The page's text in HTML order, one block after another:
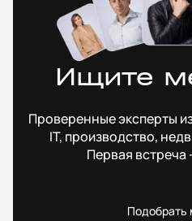
Ищите
Проверенные эксперты
IT, производство,
Первая встреча
Подобрать